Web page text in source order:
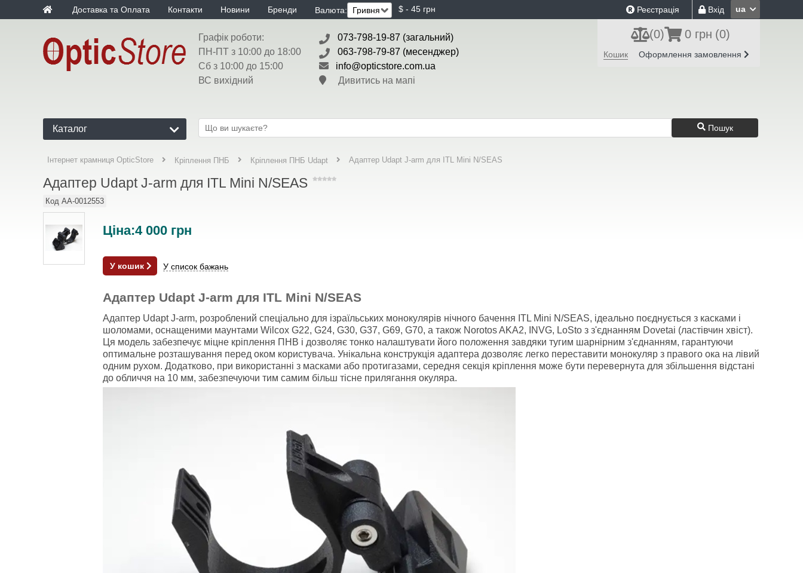
Доставка та Оплата Контакти Новини Бренди Валюта: $ - 45 грн ua
Вхід
Реєстрація
Графік роботи:
ПН-ПТ з 10:00 до 18:00
Сб з 10:00 до 15:00
ВС вихідний
073-798-19-87 (загальний)
063-798-79-87 (месенджер)
info@opticstore.com.ua
Дивитись на мапі
(0) 0 грн (0)
Кошик Оформлення замовлення
Каталог Пошук
Інтернет крамниця OpticStore Кріплення ПНБ Кріплення ПНБ Udapt Адаптер Udapt J-arm для ITL Mini N/SEAS
Адаптер Udapt J-arm для ITL Mini N/SEAS
Код AA-0012553
Ціна:4 000 грн
У кошик У список бажань
Адаптер Udapt J-arm для ITL Mini N/SEAS
Адаптер Udapt J-arm, розроблений спеціально для ізраїльських монокулярів нічного бачення ITL Mini N/SEAS, ідеально поєднується з касками і
шоломами, оснащеними маунтами Wilcox G22, G24, G30, G37, G69, G70, а також Norotos AKA2, INVG, LoSto з з'єднанням Dovetai (ластівчин хвіст).
Ця модель забезпечує міцне кріплення ПНВ і дозволяє тонко налаштувати його положення завдяки тугим шарнірним з'єднанням, гарантуючи
оптимальне розташування перед оком користувача. Унікальна конструкція адаптера дозволяє легко переставити монокуляр з правого ока на лівий
одним рухом. Додатково, при використанні з масками або протигазами, середня секція кріплення може бути перевернута для збільшення відстані
до обличчя на 10 мм, забезпечуючи тим самим більш тісне прилягання окуляра.